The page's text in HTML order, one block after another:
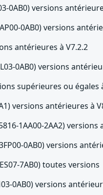
0AB0) versions
0AB0) versions
antérieures à V7.2.2
0AB0) versions
supérieures ou égales
versions antérieures à
1AA00-2AA2)
0AB0) versions
7AB0) toutes versions
0AB0) versions